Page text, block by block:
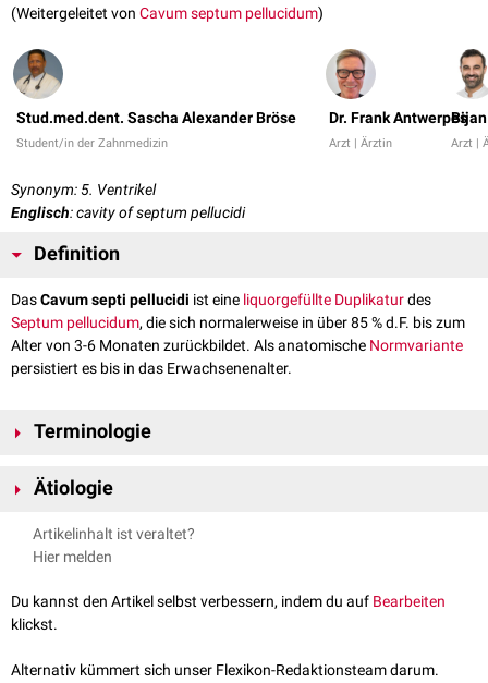
(Weitergeleitet von Cavum septum pellucidum)
Stud.med.dent. Sascha Alexander Bröse
Student/in der Zahnmedizin
Dr. Frank Antwerpes
Arzt | Ärztin Arzt |
Synonym: 5. Ventrikel
Englisch: cavity of septum pellucidi
Definition
DasCavum septi pellucidi ist eine liquorgefüllte Duplikaturdes
Septum pellucidum, die sich normalerweise in über 85 % d.F. bis zum
Alter von 3-6 Monaten zurückbildet. Als anatomische Normvariante
persistiert es bis in das Erwachsenenalter.
Terminologie
Verbindung zwischen Cavum septi pellucidi und den
pellucidum" genannt.
Ätiologie
Das Cavum septi pellucidi entspricht einem persistierenden - in der
embryonalen Gehirnentwicklung
zusammen mit demCavum vergae
auf, welches sich hinter den
Columnae fornices
Artikelinhalt ist veraltet?
Hier melden
Du kannst den Artikel selbst verbessern, indem du auf Bearbeiten
klickst.
Alternativ kümmert sich unser Flexikon-Redaktionsteam darum.